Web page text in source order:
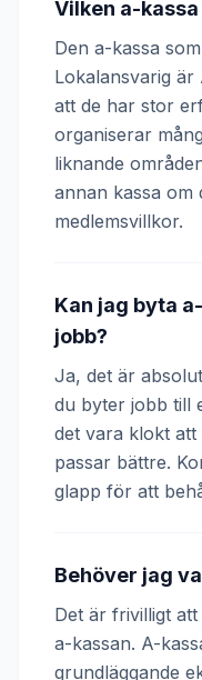
Vilken a-
Den a-kassa
Lokalansvarig
att de har stor
organiserar
liknande
annan kassa om
medlemsvillkor.
Kan jag byta
jobb?
Ja, det är
du byter jobb till
det vara klokt att
passar bättre.
glapp för att
Behöver jag
Det är frivilligt
a-kassan. A-
grundläggande